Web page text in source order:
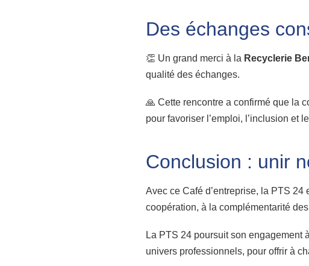
Des échanges
👏 Un grand merci à la Recyclerie
qualité des échanges.
🙏 Cette rencontre a confirmé que la
pour favoriser l’emploi, l’inclusion et
Conclusion : unir
Avec ce Café d’entreprise, la PTS 24
coopération, à la complémentarité
La PTS 24 poursuit son engagement
univers professionnels, pour offrir à